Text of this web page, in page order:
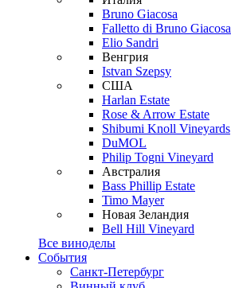
Bruno Giacosa
Falletto di Bruno Giacosa
Elio Sandri
Венгрия
Istvan Szepsy
США
Harlan Estate
Rose & Arrow Estate
Shibumi Knoll Vineyards
DuMOL
Philip Togni Vineyard
Австралия
Bass Phillip Estate
Timo Mayer
Новая Зеландия
Bell Hill Vineyard
Все виноделы
События
Санкт-Петербург